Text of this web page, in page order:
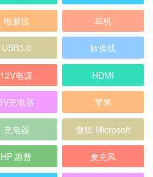
电源线 耳机
USB3.0 转换线
12V电源 HDMI
充电器 苹果
充电器 微软 Microsoft
HP 惠普 麦克风